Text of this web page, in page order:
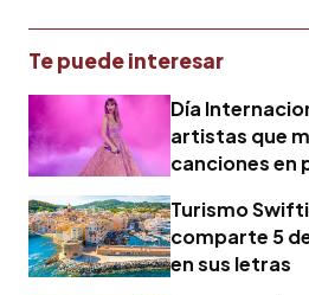
Te puede interesar
Día
artistas que
canciones en
Turismo
comparte 5
en sus letras